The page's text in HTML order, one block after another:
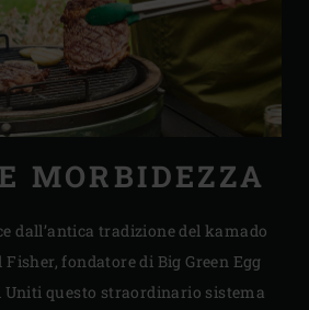
MORBIDEZZA
dall’antica tradizione del kamado
Fisher, fondatore di Big Green Egg
Uniti questo straordinario sistema